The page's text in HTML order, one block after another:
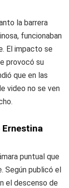
la barrera
funcionaban
El impacto se
provocó su
que en las
video no se ven
Ernestina
puntual que
Según publicó el
el descenso de